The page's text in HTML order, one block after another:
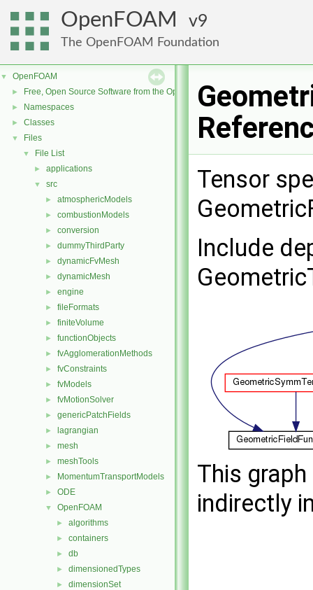
OpenFOAM 9
The OpenFOAM Foundation
▼ OpenFOAM
► Free, Open Source Software from the OpenFOAM Foundation
► Namespaces
► Classes
▼ Files
▼ File List
► applications
▼ src
► atmosphericModels
► combustionModels
► conversion
► dummyThirdParty
► dynamicFvMesh
► dynamicMesh
► engine
► fileFormats
► finiteVolume
► functionObjects
► fvAgglomerationMethods
► fvConstraints
► fvModels
► fvMotionSolver
► genericPatchFields
► lagrangian
► mesh
► meshTools
► MomentumTransportModels
► ODE
▼ OpenFOAM
► algorithms
► containers
► db
► dimensionedTypes
► dimensionSet
Tensor
Include
This
indirectly